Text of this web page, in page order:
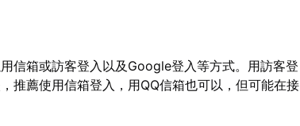
信箱或訪客登入以及Google登入等方式。用訪客登
推薦使用信箱登入，用QQ信箱也可以，但可能在接